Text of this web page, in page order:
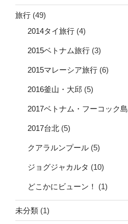
旅行 (49)
2014タイ旅行 (4)
2015ベトナム旅行 (3)
2015マレーシア旅行 (6)
2016釜山・大邱 (5)
2017ベトナム・フーコック島
2017台北 (5)
クアラルンプール (5)
ジョグジャカルタ (10)
どこかにビューン！ (1)
未分類 (1)